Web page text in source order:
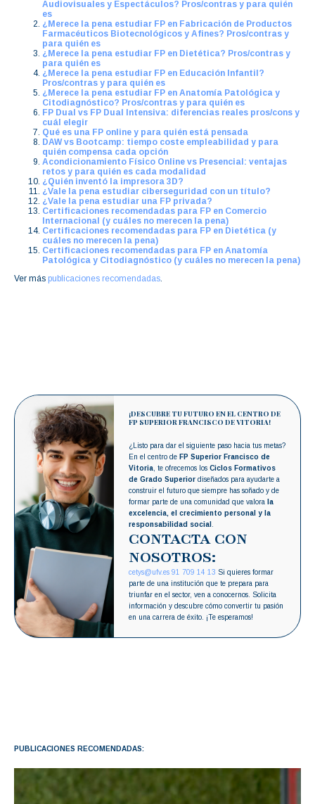
Audiovisuales y Espectáculos? Pros/contras y para quién
es
¿Merece la pena estudiar FP en Fabricación de Productos
Farmacéuticos Biotecnológicos y Afines? Pros/contras y
para quién es
¿Merece la pena estudiar FP en Dietética? Pros/contras y
para quién es
¿Merece la pena estudiar FP en Educación Infantil?
Pros/contras y para quién es
¿Merece la pena estudiar FP en Anatomía Patológica y
Citodiagnóstico? Pros/contras y para quién es
FP Dual vs FP Dual Intensiva: diferencias reales pros/cons y
cuál elegir
Qué es una FP online y para quién está pensada
DAW vs Bootcamp: tiempo coste empleabilidad y para
quién compensa cada opción
Acondicionamiento Físico Online vs Presencial: ventajas
retos y para quién es cada modalidad
¿Quién inventó la impresora 3D?
¿Vale la pena estudiar ciberseguridad con un título?
¿Vale la pena estudiar una FP privada?
Certificaciones recomendadas para FP en Comercio
Internacional (y cuáles no merecen la pena)
Certificaciones recomendadas para FP en Dietética (y
cuáles no merecen la pena)
Certificaciones recomendadas para FP en Anatomía
Patológica y Citodiagnóstico (y cuáles no merecen la pena)
Ver más publicaciones recomendadas.
¡DESCUBRE TU FUTURO EN EL CENTRO DE
FP SUPERIOR FRANCISCO DE VITORIA!
¿Listo para dar el siguiente paso hacia tus metas?
En el centro de FP Superior Francisco de
Vitoria , te ofrecemos losCiclos Formativos
de Grado Superior diseñados para ayudarte a
construir el futuro que siempre has soñado y de
formar parte de una comunidad que valora
la
excelencia, el crecimiento personal y la
responsabilidad social
CONTACTA CON
NOSOTROS:
cetys@ufv.es 91 709 14 13 Si quieres formar
parte de una institución que te prepara para
triunfar en el sector, ven a conocernos. Solicita
información y descubre cómo convertir tu pasión
en una carrera de éxito. ¡Te esperamos!
PUBLICACIONES RECOMENDADAS: